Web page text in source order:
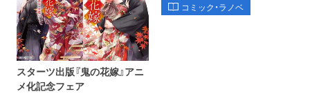
スターツ出版『鬼の花嫁』アニ
メ化記念フェア
コミック・ラノベ